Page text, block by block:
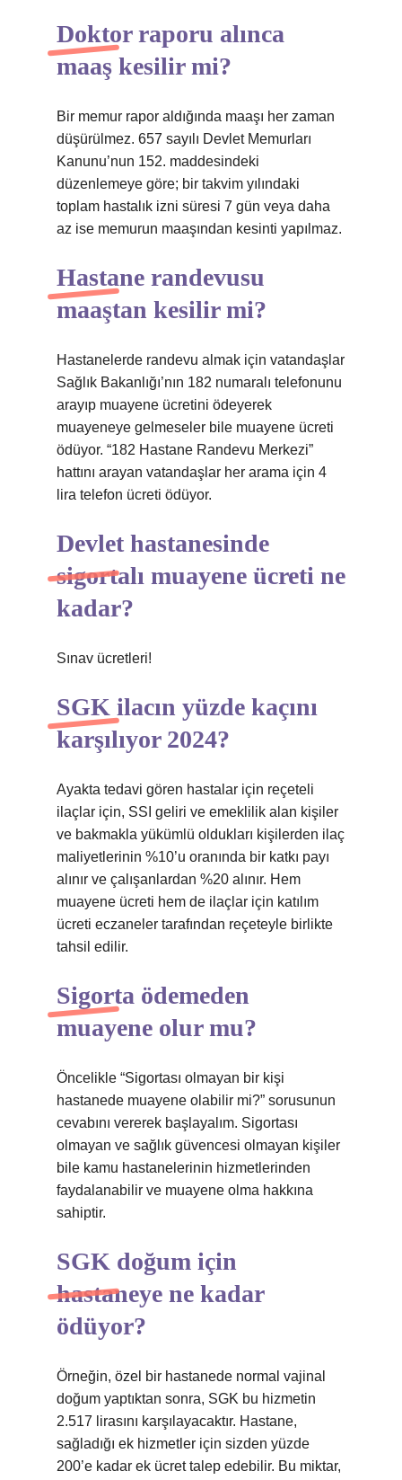
Doktor raporu alınca
maaş kesilir mi?
Bir memur rapor aldığında maaşı her zaman
düşürülmez. 657 sayılı Devlet Memurları
Kanunu’nun 152. maddesindeki
düzenlemeye göre; bir takvim yılındaki
toplam hastalık izni süresi 7 gün veya daha
az ise memurun maaşından kesinti yapılmaz.
Hastane randevusu
maaştan kesilir mi?
Hastanelerde randevu almak için vatandaşlar
Sağlık Bakanlığı’nın 182 numaralı telefonunu
arayıp muayene ücretini ödeyerek
muayeneye gelmeseler bile muayene ücreti
ödüyor. “182 Hastane Randevu Merkezi”
hattını arayan vatandaşlar her arama için 4
lira telefon ücreti ödüyor.
Devlet hastanesinde
sigortalı muayene ücreti ne
kadar?
Sınav ücretleri!
SGK ilacın yüzde kaçını
karşılıyor 2024?
Ayakta tedavi gören hastalar için reçeteli
ilaçlar için, SSI geliri ve emeklilik alan kişiler
ve bakmakla yükümlü oldukları kişilerden ilaç
maliyetlerinin %10’u oranında bir katkı payı
alınır ve çalışanlardan %20 alınır. Hem
muayene ücreti hem de ilaçlar için katılım
ücreti eczaneler tarafından reçeteyle birlikte
tahsil edilir.
Sigorta ödemeden
muayene olur mu?
Öncelikle “Sigortası olmayan bir kişi
hastanede muayene olabilir mi?” sorusunun
cevabını vererek başlayalım. Sigortası
olmayan ve sağlık güvencesi olmayan kişiler
bile kamu hastanelerinin hizmetlerinden
faydalanabilir ve muayene olma hakkına
sahiptir.
SGK doğum için
hastaneye ne kadar
ödüyor?
Örneğin, özel bir hastanede normal vajinal
doğum yaptıktan sonra, SGK bu hizmetin
2.517 lirasını karşılayacaktır. Hastane,
sağladığı ek hizmetler için sizden yüzde
200’e kadar ek ücret talep edebilir. Bu miktar,